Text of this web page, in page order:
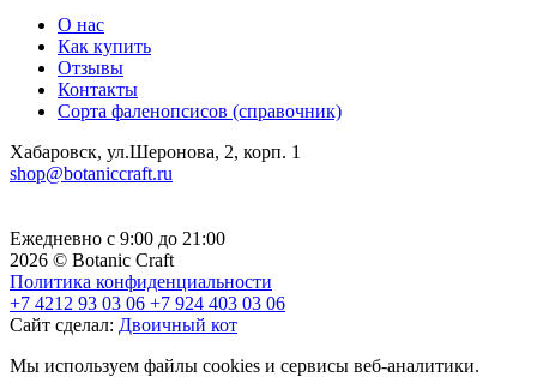
О нас
Как купить
Отзывы
Контакты
Сорта фаленопсисов (справочник)
Хабаровск, ул.Шеронова, 2, корп. 1
shop@botaniccraft.ru
Ежедневно с 9:00 до 21:00
2026 © Botanic Craft
Политика конфиденциальности
+7 4212 93 03 06 +7 924 403 03 06
Сайт сделал: Двоичный кот
Мы используем файлы cookies и сервисы веб-аналитики.